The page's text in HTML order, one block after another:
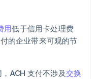
用低于信用卡处理费
的企业带来可观的节
ACH 支付不涉及交换